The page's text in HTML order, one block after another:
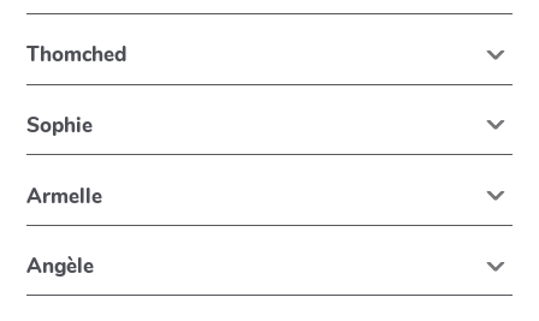
Thomched
Sophie
Armelle
Angèle